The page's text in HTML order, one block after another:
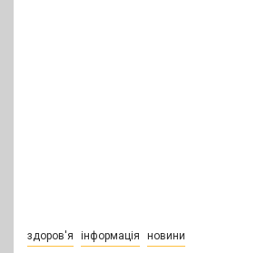
здоров'я інформація новини